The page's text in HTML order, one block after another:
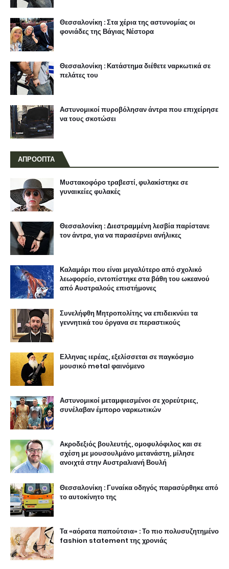
Θεσσαλονίκη : Στα χέρια της αστυνομίας οι
φονιάδες της Βάγιας Νέστορα
Θεσσαλονίκη : Κατάστημα διέθετε ναρκωτικά σε
πελάτες του
Αστυνομικοί πυροβόλησαν άντρα που επιχείρησε
να τους σκοτώσει
ΑΠΡΟΟΠΤΑ
Μυστακοφόρο τραβεστί, φυλακίστηκε σε
γυναικείες φυλακές
Θεσσαλονίκη : Διεστραμμένη λεσβία παρίστανε
τον άντρα, για να παρασέρνει ανήλικες
Καλαμάρι που είναι μεγαλύτερο από σχολικό
λεωφορείο, εντοπίστηκε στα βάθη του ωκεανού
από Αυστραλούς επιστήμονες
Συνελήφθη Μητροπολίτης να επιδεικνύει τα
γεννητικά του όργανα σε περαστικούς
Ελληνας ιερέας, εξελίσσεται σε παγκόσμιο
μουσικό metal φαινόμενο
Αστυνομικοί μεταμφιεσμένοι σε χορεύτριες,
συνέλαβαν έμπορο ναρκωτικών
Ακροδεξιός βουλευτής, ομοφυλόφιλος και σε
σχέση με μουσουλμάνο μετανάστη, μίλησε
ανοιχτά στην Αυστραλιανή Βουλή
Θεσσαλονίκη : Γυναίκα οδηγός παρασύρθηκε από
το αυτοκίνητο της
Τα «αόρατα παπούτσια» : Το πιο πολυσυζητημένο
fashion statement της χρονιάς